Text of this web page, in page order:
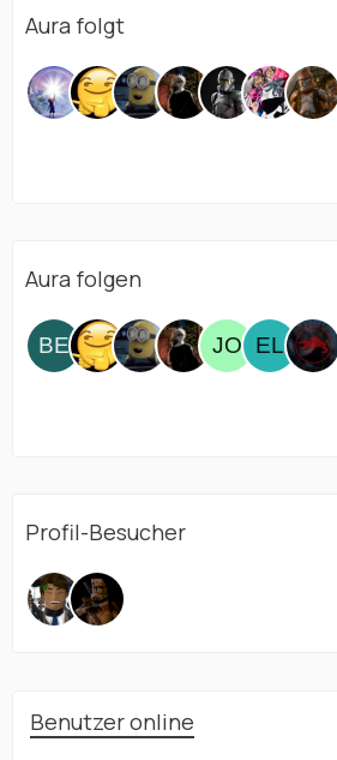
Aura folgt
Aura folgen
Profil-Besucher
Benutzer online